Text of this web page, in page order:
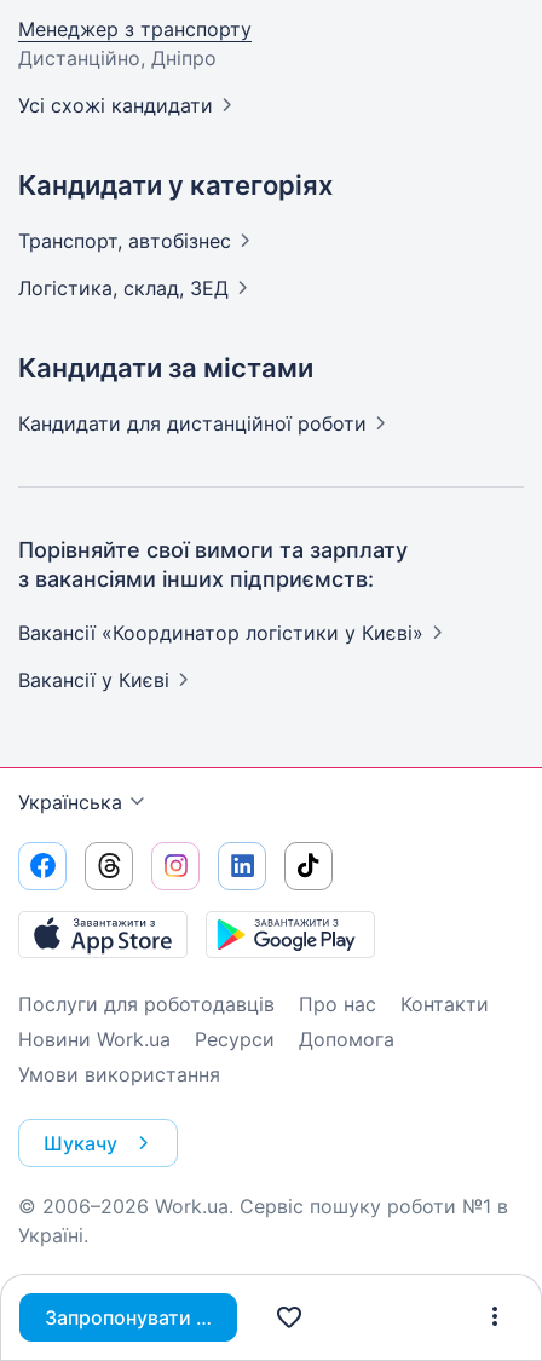
Запропонувати вакансію
Менеджер з транспорту
Дистанційно, Дніпро
Усі схожі кандидати
Кандидати у категоріях
Транспорт, автобізнес
Логістика, склад, ЗЕД
Кандидати за містами
Кандидати для дистанційної роботи
Порівняйте свої вимоги та зарплату
з вакансіями інших підприємств:
Вакансії «Координатор логістики у Києві»
Вакансії у Києві
Українська
Послуги для роботодавців Про нас
Контакти
Новини Work.ua
Ресурси
Допомога
Умови використання
Шукачу
© 2006–2026 Work.ua. Сервіс пошуку роботи №1 в
Україні.